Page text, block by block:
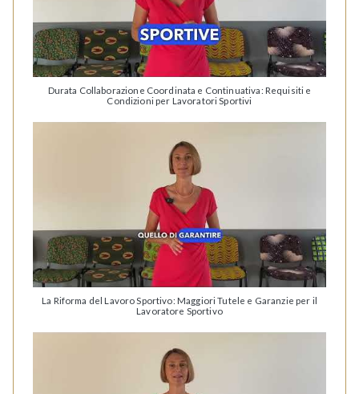
Durata Collaborazione Coordinata e Continuativa: Requisiti e
Condizioni per Lavoratori Sportivi
La Riforma del Lavoro Sportivo: Maggiori Tutele e Garanzie per il
Lavoratore Sportivo